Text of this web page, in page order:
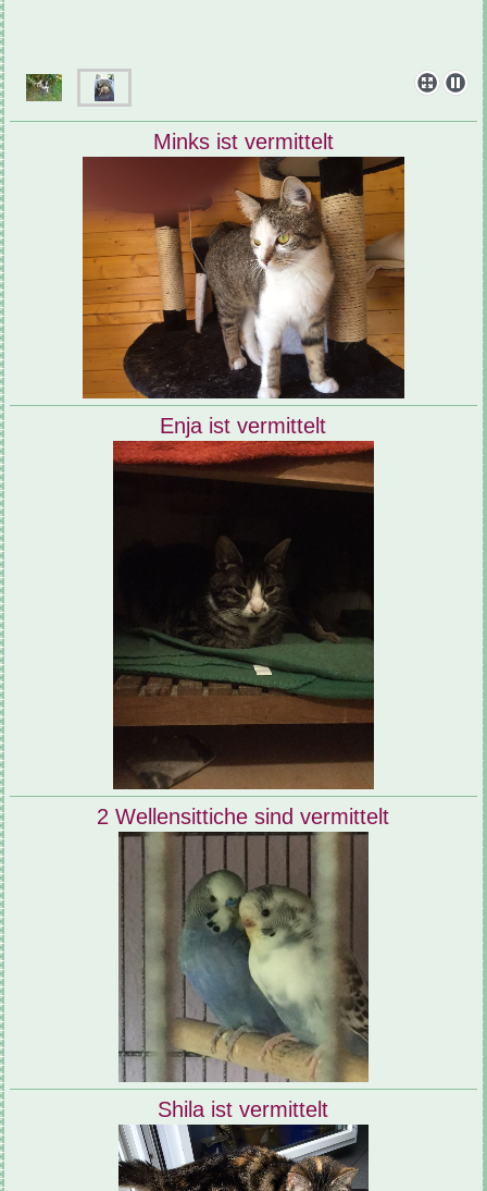
Minks ist vermittelt
Enja ist vermittelt
2 Wellensittiche sind vermittelt
Shila ist vermittelt